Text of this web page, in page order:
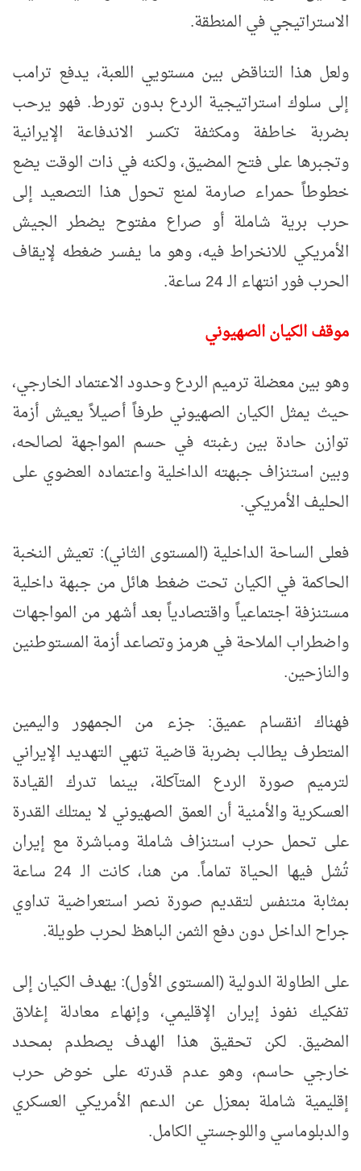
الاستراتيجي في المنطقة.
ولعل هذا التناقض بين مستويي اللعبة، يدفع ترامب
إلى سلوك استراتيجية الردع بدون تورط. فهو يرحب
بضربة خاطفة ومكثفة تكسر الاندفاعة الإيرانية
وتجبرها على فتح المضيق، ولكنه في ذات الوقت يضع
خطوطاً حمراء صارمة لمنع تحول هذا التصعيد إلى
حرب برية شاملة أو صراع مفتوح يضطر الجيش
الأمريكي للانخراط فيه، وهو ما يفسر ضغطه لإيقاف
الحرب فور انتهاء الـ 24 ساعة.
موقف الكيان الصهيوني
وهو بين معضلة ترميم الردع وحدود الاعتماد الخارجي،
حيث يمثل الكيان الصهيوني طرفاً أصيلاً يعيش أزمة
توازن حادة بين رغبته في حسم المواجهة لصالحه،
وبين استنزاف جبهته الداخلية واعتماده العضوي على
الحليف الأمريكي.
فعلى الساحة الداخلية (المستوى الثاني): تعيش النخبة
الحاكمة في الكيان تحت ضغط هائل من جبهة داخلية
مستنزفة اجتماعياً واقتصادياً بعد أشهر من المواجهات
واضطراب الملاحة في هرمز وتصاعد أزمة المستوطنين
والنازحين.
فهناك انقسام عميق: جزء من الجمهور واليمين
المتطرف يطالب بضربة قاضية تنهي التهديد الإيراني
لترميم صورة الردع المتآكلة، بينما تدرك القيادة
العسكرية والأمنية أن العمق الصهيوني لا يمتلك القدرة
على تحمل حرب استنزاف شاملة ومباشرة مع إيران
تُشل فيها الحياة تماماً. من هنا، كانت الـ 24 ساعة
بمثابة متنفس لتقديم صورة نصر استعراضية تداوي
جراح الداخل دون دفع الثمن الباهظ لحرب طويلة.
على الطاولة الدولية (المستوى الأول): يهدف الكيان إلى
تفكيك نفوذ إيران الإقليمي، وإنهاء معادلة إغلاق
المضيق. لكن تحقيق هذا الهدف يصطدم بمحدد
خارجي حاسم، وهو عدم قدرته على خوض حرب
إقليمية شاملة بمعزل عن الدعم الأمريكي العسكري
والدبلوماسي واللوجستي الكامل.